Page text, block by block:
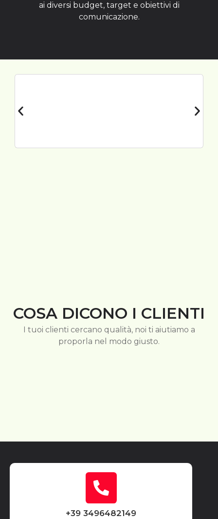
ai diversi budget, target e obiettivi di
comunicazione.
COSA DICONO I CLIENTI
I tuoi clienti cercano qualità, noi ti aiutiamo a
proporla nel modo giusto.
+39 3496482149